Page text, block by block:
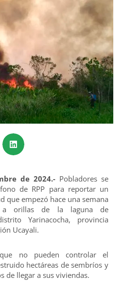
de 2024.- Pobladores se
de RPP para reportar un
que empezó hace una semana
a orillas de la laguna de
Yarinacocha, provincia
Ucayali.
no pueden controlar el
hectáreas de sembríos y
de llegar a sus viviendas.